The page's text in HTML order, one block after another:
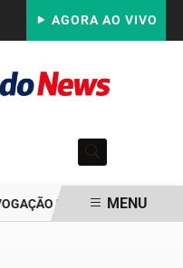
AGORA AO VIVO
DE VISTO DEMENU